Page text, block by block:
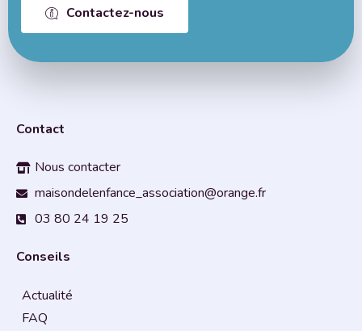
Contactez-nous
Conseils
Actualité
FAQ
Contact
Nous contacter
maisondelenfance_association@orange.fr
03 80 24 19 25